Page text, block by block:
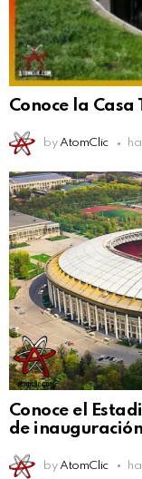
Conoce la
by AtomClic
Conoce el
de
by AtomClic